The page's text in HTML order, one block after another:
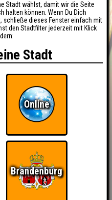
Stadt wählst, damit wir die Seite
halten können. Wenn Du Dich
schließe dieses Fenster einfach mit
den Stadtfilter jederzeit mit Klick
Stadt
Online
Brandenburg